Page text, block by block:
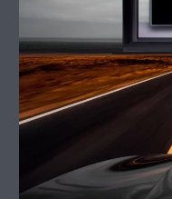
buscan
en
una
agencia